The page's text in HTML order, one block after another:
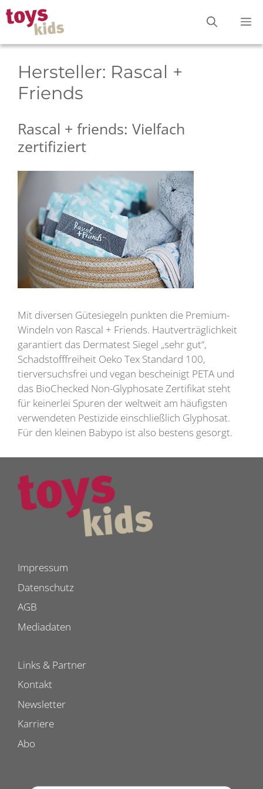
Zum
Inhalt
springen
Hersteller: Rascal +
Friends
Rascal + friends: Vielfach
zertifiziert
Mit diversen Gütesiegeln punkten die Premium-
Windeln von Rascal + Friends. Hautverträglichkeit
garantiert das Dermatest Siegel „sehr gut“,
Schadstofffreiheit Oeko Tex Standard 100,
tierversuchsfrei und vegan bescheinigt PETA und
das BioChecked Non-Glyphosate Zertifikat steht
für keinerlei Spuren der weltweit am häufigsten
verwendeten Pestizide einschließlich Glyphosat.
Für den kleinen Babypo ist also bestens gesorgt.
Impressum
Datenschutz
AGB
Mediadaten
Links & Partner
Kontakt
Newsletter
Karriere
Abo